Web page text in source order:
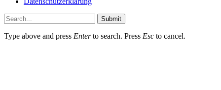
Submit
Type above and press Enterto search. Press Esc to cancel.